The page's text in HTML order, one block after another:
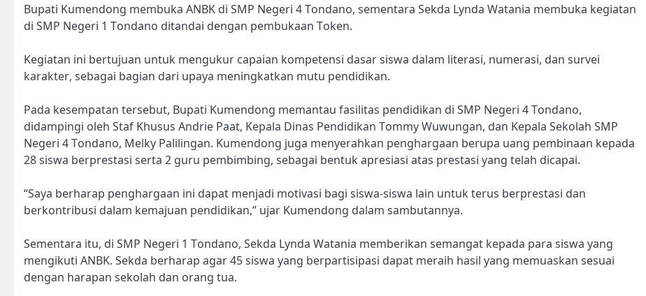
Bupati Kumendong membuka ANBK di SMP Negeri 4 Tondano, sementara Sekda Lynda Watania membuka kegiatan
di SMP Negeri 1 Tondano ditandai dengan pembukaan Token.
Kegiatan ini bertujuan untuk mengukur capaian kompetensi dasar siswa dalam literasi, numerasi, dan survei
karakter, sebagai bagian dari upaya meningkatkan mutu pendidikan.
Pada kesempatan tersebut, Bupati Kumendong memantau fasilitas pendidikan di SMP Negeri 4 Tondano,
didampingi oleh Staf Khusus Andrie Paat, Kepala Dinas Pendidikan Tommy Wuwungan, dan Kepala Sekolah SMP
Negeri 4 Tondano, Melky Palilingan. Kumendong juga menyerahkan penghargaan berupa uang pembinaan kepada
28 siswa berprestasi serta 2 guru pembimbing, sebagai bentuk apresiasi atas prestasi yang telah dicapai.
“Saya berharap penghargaan ini dapat menjadi motivasi bagi siswa-siswa lain untuk terus berprestasi dan
berkontribusi dalam kemajuan pendidikan,” ujar Kumendong dalam sambutannya.
Sementara itu, di SMP Negeri 1 Tondano, Sekda Lynda Watania memberikan semangat kepada para siswa yang
mengikuti ANBK. Sekda berharap agar 45 siswa yang berpartisipasi dapat meraih hasil yang memuaskan sesuai
dengan harapan sekolah dan orang tua.